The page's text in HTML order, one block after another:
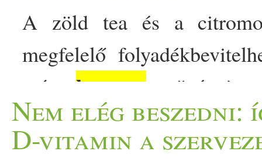
A zöld tea és a
megfelelő
más hasznosnövényi
Természetesen egyik
fogyasztásuk
Nem elég beszedni:
D-vitamin a